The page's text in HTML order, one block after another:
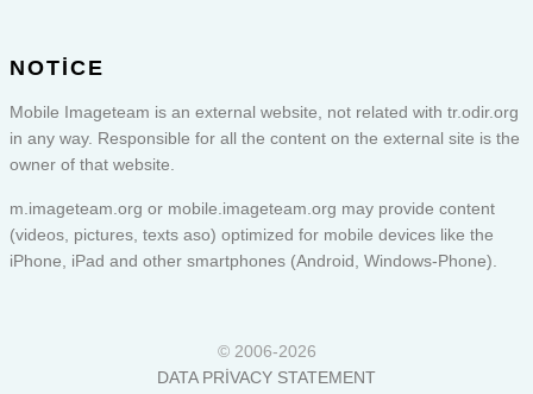
NOTICE
Mobile Imageteam is an external website, not related with tr.odir.org
in any way. Responsible for all the content on the external site is the
owner of that website.
m.imageteam.org or mobile.imageteam.org may provide content
(videos, pictures, texts aso) optimized for mobile devices like the
iPhone, iPad and other smartphones (Android, Windows-Phone).
© 2006-2026
DATA PRIVACY STATEMENT